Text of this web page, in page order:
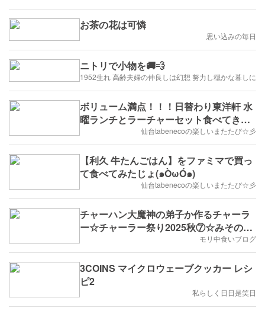
お茶の花は可憐
思い込みの毎日
ニトリで小物を🚚💨
1952生れ 高齢夫婦の仲良しは幻想 努力し穏かな暮しに
ボリューム満点！！！日替わり東洋軒 水
曜ランチとラーチャーセット食べてきた
仙台tabenecoの楽しいまたたび☆彡
【利久 牛たんごはん】をファミマで買っ
て食べてみたじょ(๑ÒωÓ๑)
仙台tabenecoの楽しいまたたび☆彡
チャーハン大魔神の弟子か作るチャーラ
ー☆チャーラー祭り2025秋⑦☆みその飯
モリ中食いブログ
3COINS マイクロウェーブクッカー レシ
ピ2
私らしく日日是笑日